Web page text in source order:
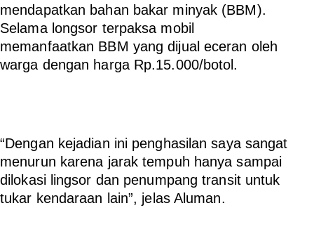
mendapatkan bahan bakar minyak (BBM).
Selama longsor terpaksa mobil
memanfaatkan BBM yang dijual eceran oleh
warga dengan harga Rp.15.000/botol.
“Dengan kejadian ini penghasilan saya sangat
menurun karena jarak tempuh hanya sampai
dilokasi lingsor dan penumpang transit untuk
tukar kendaraan lain”, jelas Aluman.